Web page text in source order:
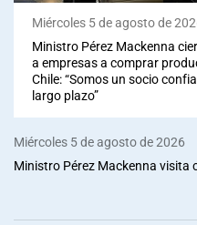
Miércoles 5 de agosto de
Ministro Pérez Mackenna
a empresas a comprar
Chile: “Somos un socio
largo plazo”
Miércoles 5 de agosto de 2026
Ministro Pérez Mackenna visita